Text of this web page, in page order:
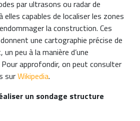
par ultrasons ou radar de
capables de localiser les zones
la construction. Ces
une cartographie précise de
peu à la manière d’une
Pour approfondir, on peut consulter
surWikipedia.
un sondage structure